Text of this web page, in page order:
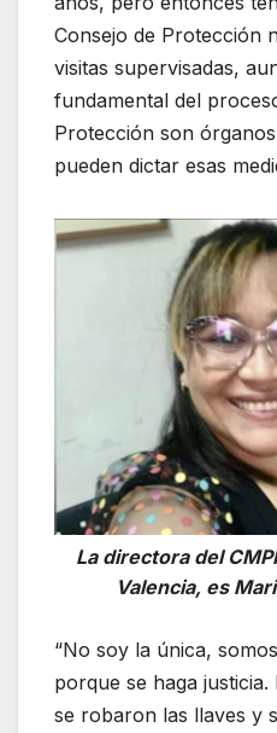
Consejo de Protección
visitas supervisadas,
fundamental del
Protección son
pueden dictar esas
La directora del
Valencia, es
“No soy la única,
porque se haga
se robaron las llaves y